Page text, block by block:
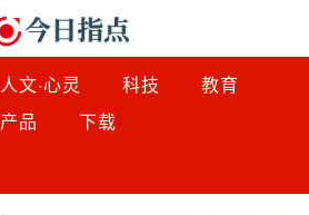
人文·心灵 科技
教育
产品
下载